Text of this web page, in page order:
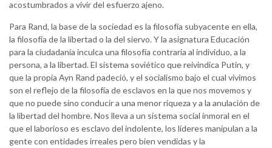
acostumbrados a vivir del esfuerzo ajeno.
Para Rand, la base de la sociedad es la filosofía subyacente en ella,
la filosofía de la libertad o la del siervo. Y la asignatura Educación
para la ciudadanía inculca una filosofía contraria al individuo, a la
persona, a la libertad. El sistema soviético que reivindica Putin, y
que la propia Ayn Rand padeció, y el socialismo bajo el cual vivimos
son el reflejo de la filosofía de esclavos en la que nos movemos y
que no puede sino conducir a una menor riqueza y a la anulación de
la libertad del hombre. Nos lleva a un sistema social inmoral en el
que el laborioso es esclavo del indolente, los líderes manipulan a la
gente con entidades irreales pero bien vendidas y la